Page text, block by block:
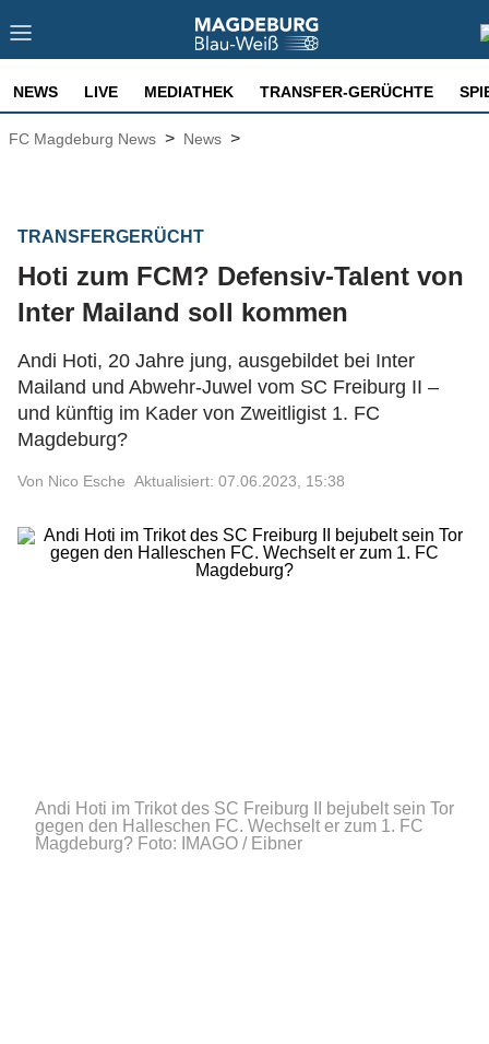
NEWS LIVE MEDIATHEK TRANSFER-GERÜCHTE
FC Magdeburg News > News >
TRANSFERGERÜCHT
Hoti zum FCM? Defensiv-Talent von
Inter Mailand soll kommen
Andi Hoti, 20 Jahre jung, ausgebildet bei Inter
Mailand und Abwehr-Juwel vom SC Freiburg II –
und künftig im Kader von Zweitligist 1. FC
Magdeburg?
Von Nico Esche Aktualisiert: 07.06.2023, 15:38
Andi Hoti im Trikot des SC Freiburg II bejubelt sein Tor
gegen den Halleschen FC. Wechselt er zum 1. FC
Magdeburg? Foto: IMAGO / Eibner